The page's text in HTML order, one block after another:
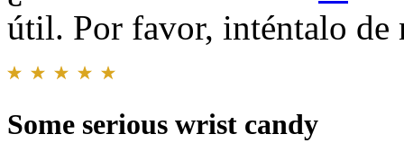
útil. Por favor, inténtalo de
Some serious wrist candy